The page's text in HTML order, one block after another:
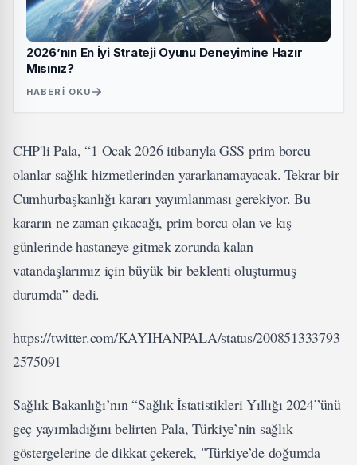
2026’nın En İyi Strateji Oyunu Deneyimine Hazır
Mısınız?
HABERI OKU
CHP'li Pala, “1 Ocak 2026 itibarıyla GSS prim borcu
olanlar sağlık hizmetlerinden yararlanamayacak. Tekrar bir
Cumhurbaşkanlığı kararı yayımlanması gerekiyor. Bu
kararın ne zaman çıkacağı, prim borcu olan ve kış
günlerinde hastaneye gitmek zorunda kalan
vatandaşlarımız için büyük bir beklenti oluşturmuş
durumda” dedi.
https://twitter.com/KAYIHANPALA/status/200851333793
2575091
Sağlık Bakanlığı’nın “Sağlık İstatistikleri Yıllığı 2024”ünü
geç yayımladığını belirten Pala, Türkiye’nin sağlık
göstergelerine de dikkat çekerek, "Türkiye’de doğumda